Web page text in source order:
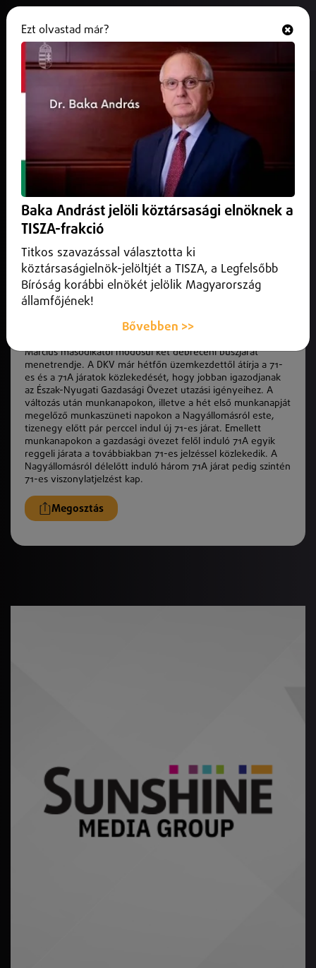
Új indulások és jelzéscsere jön a
debreceni 71-es buszokon
2026. február 26.Debrecen
A Nagyállomásról délelőtt induló három 71A járat pedig
Március másodikától módosulkét debreceni buszjárat
menetrendje. A DKV már hétfőn üzemkezdettől átírja a 71-
es és a 71A járatok közlekedését, hogy jobban igazodjanak
az Észak-Nyugati Gazdasági Övezet utazási igényeihez. A
változás után munkanapokon, illetve a hét első munkanapját
megelőző munkaszüneti napokon a Nagyállomásról este,
tizenegy előtt pár perccel indul új 71-es járat. Emellett
munkanapokon a gazdasági övezet felől induló 71A egyik
reggeli járata a továbbiakban 71-es jelzéssel
közlekedik. A
Nagyállomásról délelőtt induló három 71A járat pedig szintén
71-es viszonylatjelzést kap.
Megosztás
Ezt olvastad már?
Baka Andrást jelöli köztársasági elnöknek a
TISZA-frakció
Titkos szavazással választotta ki
köztársaságielnök-jelöltjét a TISZA, a Legfelsőbb
Bíróság korábbi elnökét jelölik Magyarország
államfőjének!
Bővebben >>